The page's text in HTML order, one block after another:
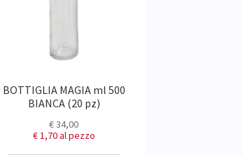
BOTTIGLIA MAGIA ml 500
BIANCA (20 pz)
€34,00
€ 1,70al pezzo